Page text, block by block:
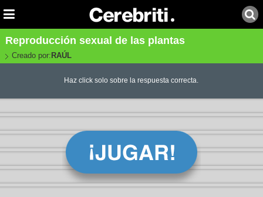
Reproducción sexual de las plantas
Creado por: RAÚL
Haz click solo sobre la respuesta correcta.